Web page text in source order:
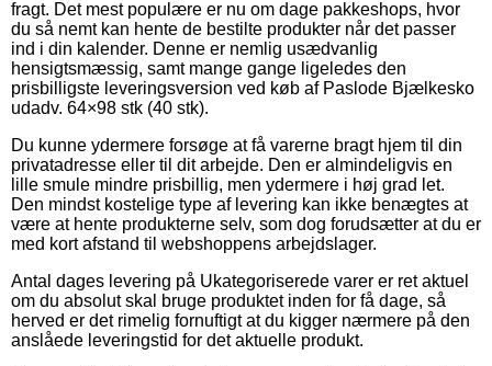
fragt. Det mest populære er nu om dage pakkeshops, hvor
du så nemt kan hente de bestilte produkter når det passer
ind i din kalender. Denne er nemlig usædvanlig
hensigtsmæssig, samt mange gange ligeledes den
prisbilligste leveringsversion ved køb af Paslode Bjælkesko
udadv. 64×98 stk (40 stk).
Du kunne ydermere forsøge at få varerne bragt hjem til din
privatadresse eller til dit arbejde. Den er almindeligvis en
lille smule mindre prisbillig, men ydermere i høj grad let.
Den mindst kostelige type af levering kan ikke benægtes at
være at hente produkterne selv, som dog forudsætter at du er
med kort afstand til webshoppens arbejdslager.
Antal dages levering på Ukategoriserede varer er ret aktuel
om du absolut skal bruge produktet inden for få dage, så
herved er det rimelig fornuftigt at du kigger nærmere på den
anslåede leveringstid for det aktuelle produkt.